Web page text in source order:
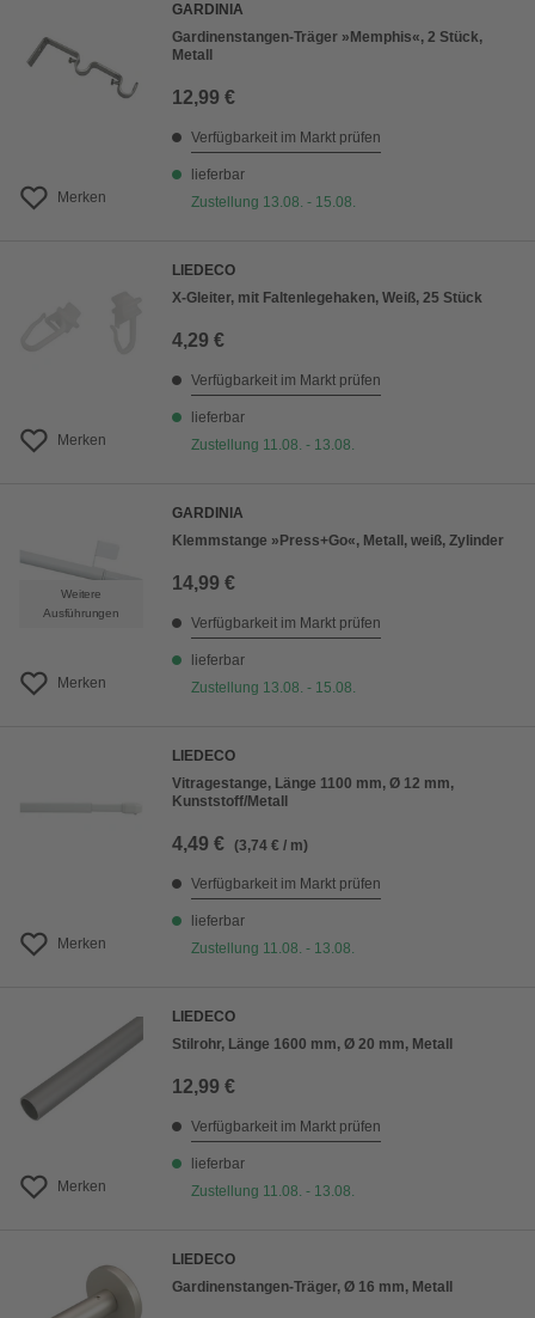
Merken
GARDINIA
Gardinenstangen-Träger »Memphis«, 2 Stück,
Metall
12,99 €
Verfügbarkeit im Markt prüfen
lieferbar
Zustellung 13.08. - 15.08.
Merken
LIEDECO
X-Gleiter, mit Faltenlegehaken, Weiß, 25 Stück
4,29 €
Verfügbarkeit im Markt prüfen
lieferbar
Zustellung 11.08. - 13.08.
Weitere
Ausführungen
Merken
GARDINIA
Klemmstange »Press+Go«, Metall, weiß, Zylinder
14,99 €
Verfügbarkeit im Markt prüfen
lieferbar
Zustellung 13.08. - 15.08.
Merken
LIEDECO
Vitragestange, Länge 1100 mm, Ø 12 mm,
Kunststoff/Metall
4,49 € (3,74 € / m)
Verfügbarkeit im Markt prüfen
lieferbar
Zustellung 11.08. - 13.08.
Merken
LIEDECO
Stilrohr, Länge 1600 mm, Ø 20 mm, Metall
12,99 €
Verfügbarkeit im Markt prüfen
lieferbar
Zustellung 11.08. - 13.08.
LIEDECO
Gardinenstangen-Träger, Ø 16 mm, Metall